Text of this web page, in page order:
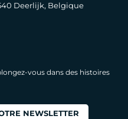
Deerlijk, Belgique
vous dans des histoires
NEWSLETTER